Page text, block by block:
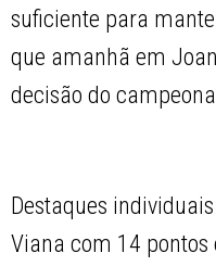
suficiente para
que amanhã em
decisão do
Destaques
Viana com 14 pontos